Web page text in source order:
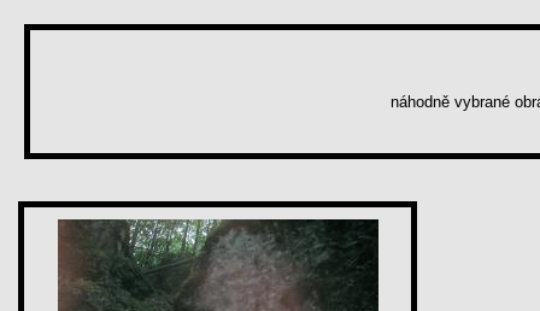
náhodně vybrané